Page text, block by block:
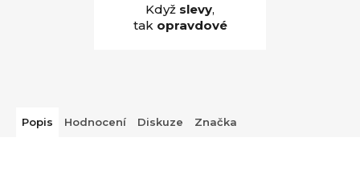
Když slevy,
tak opravdové
Popis Hodnocení Diskuze Značka